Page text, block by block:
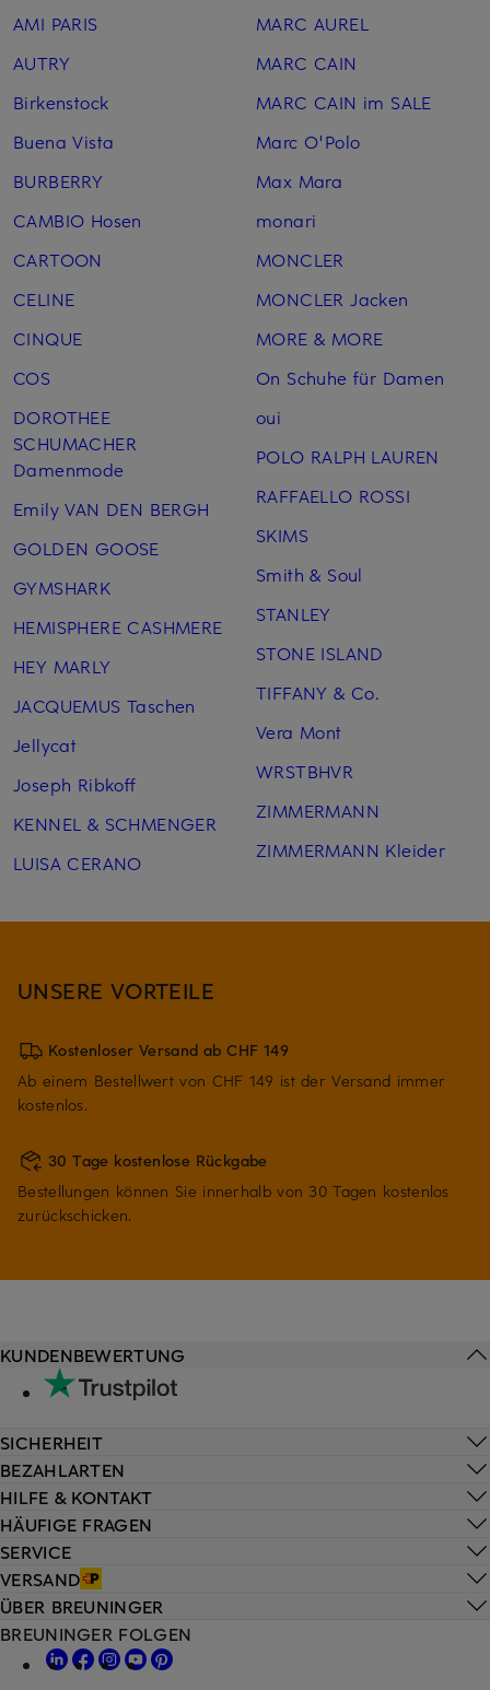
AMI PARIS
AUTRY
Birkenstock
Buena Vista
BURBERRY
CAMBIO Hosen
CARTOON
CELINE
CINQUE
COS
DOROTHEE
SCHUMACHER
Damenmode
Emily VAN DEN BERGH
GOLDEN GOOSE
GYMSHARK
HEMISPHERE CASHMERE
HEY MARLY
JACQUEMUS Taschen
Jellycat
Joseph Ribkoff
KENNEL & SCHMENGER
LUISA CERANO
MARC AUREL
MARC CAIN
MARC CAIN im SALE
Marc O'Polo
Max Mara
monari
MONCLER
MONCLER Jacken
MORE & MORE
On Schuhe für Damen
oui
POLO RALPH LAUREN
RAFFAELLO ROSSI
SKIMS
Smith & Soul
STANLEY
STONE ISLAND
TIFFANY & Co.
Vera Mont
WRSTBHVR
ZIMMERMANN
ZIMMERMANN Kleider
UNSERE VORTEILE
Kostenloser Versand ab CHF 149
Ab einem Bestellwert von CHF 149 ist der Versand immer
kostenlos.
30 Tage kostenlose Rückgabe
Bestellungen können Sie innerhalb von 30 Tagen kostenlos
zurückschicken.
HILFE & KONTAKT
HÄUFIGE FRAGEN
SERVICE
VERSAND
KUNDENBEWERTUNG
SICHERHEIT
BEZAHLARTEN
ÜBER BREUNINGER
BREUNINGER FOLGEN